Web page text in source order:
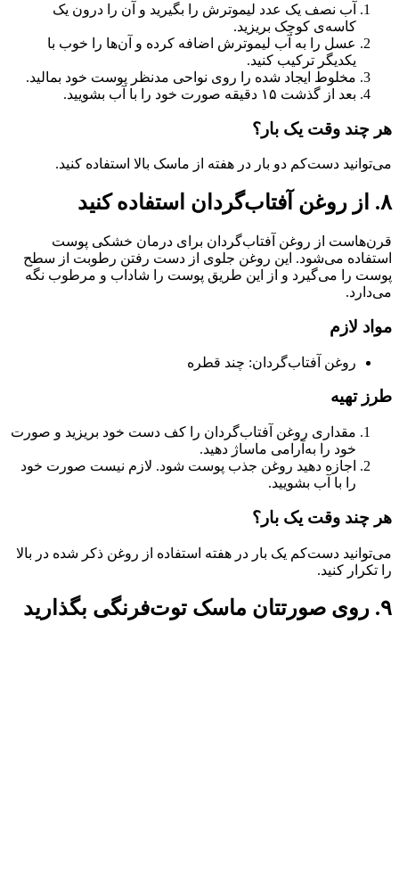
آب نصف یک عدد لیموترش را بگیرید و آن را درون یک
کاسه‌ی کوچک بریزید.
عسل را به آب لیموترش اضافه کرده و آن‌ها را خوب با
یکدیگر ترکیب کنید.
مخلوط ایجاد شده را روی نواحی مدنظر پوست خود بمالید.
بعد از گذشت ۱۵ دقیقه صورت خود را با آب بشویید.
هر چند وقت یک بار؟
می‌توانید دست‌کم دو بار در هفته از ماسک بالا استفاده کنید.
۸. از روغن آفتاب‌گردان استفاده کنید
قرن‌هاست از روغن آفتاب‌گردان برای درمان خشکی پوست
استفاده می‌شود. این روغن جلوی از دست رفتن رطوبت از سطح
پوست را می‌گیرد و از این طریق پوست را شاداب و مرطوب نگه
می‌دارد.
مواد لازم
روغن آفتاب‌گردان: چند قطره
طرز تهیه
مقداری روغن آفتاب‌گردان را کف دست خود بریزید و صورت
خود را به‌آرامی ماساژ دهید.
اجازه دهید روغن جذب پوست شود. لازم نیست صورت خود
را با آب بشویید.
هر چند وقت یک بار؟
می‌توانید دست‌کم یک بار در هفته استفاده از روغن ذکر شده در بالا
را تکرار کنید.
۹. روی صورتتان ماسک توت‌فرنگی بگذارید